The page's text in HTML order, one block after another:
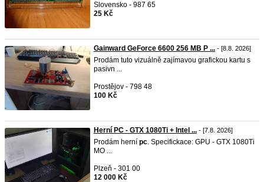
Slovensko - 987 65
25 Kč
Gainward GeForce 6600 256 MB P ... - [8.8. 2026]
Prodám tuto vizuálně zajímavou grafickou kartu s
pasivn ...
Prostějov - 798 48
100 Kč
Herní PC - GTX 1080Ti + Intel ... - [7.8. 2026]
Prodám herní pc. Specifickace: GPU - GTX 1080Ti
MO ...
Plzeň - 301 00
12 000 Kč